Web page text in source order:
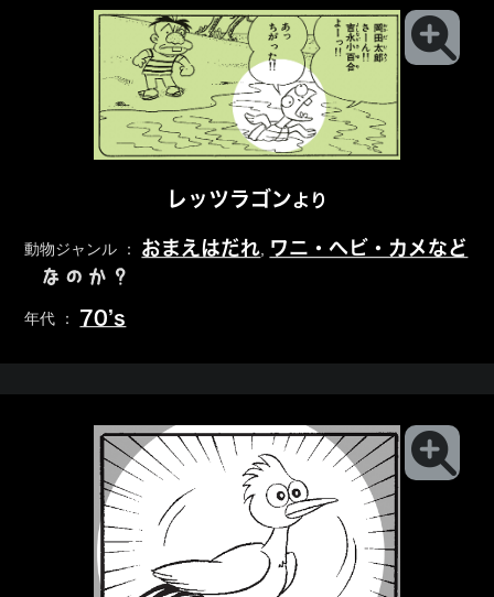
レッツラゴンより
動物ジャンル ： おまえはだれ, ワニ・ヘビ・カメなど
なのか？
年代 ： 70’s